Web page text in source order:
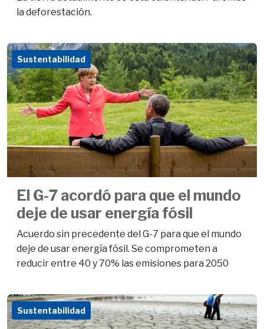
la deforestación.
Sustentabilidad
El G-7 acordó para que el mundo
deje de usar energía fósil
Acuerdo sin precedente del G-7 para que el mundo
deje de usar energía fósil. Se comprometen a
reducir entre 40 y 70% las emisiones para 2050
Sustentabilidad